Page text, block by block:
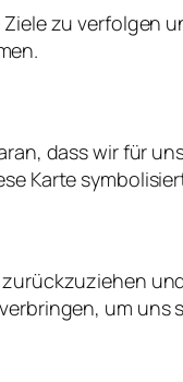
zu verfolgen
dass wir für
Karte
um uns